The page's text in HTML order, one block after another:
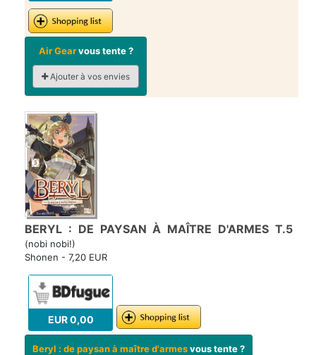
Air Gearvous tente ?
Ajouter à vos envies
BERYL : DE PAYSAN À MAÎTRE D'ARMES T.5
(nobi nobi!)
Shonen - 7,20 EUR
EUR 0,00
Beryl : de paysan à maître d'armesvous tente ?